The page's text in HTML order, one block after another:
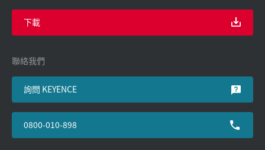
下載
聯絡我們
詢問 KEYENCE
0800-010-898